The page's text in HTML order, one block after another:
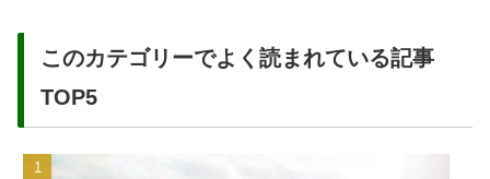
このカテゴリーでよく読まれている記事
TOP5